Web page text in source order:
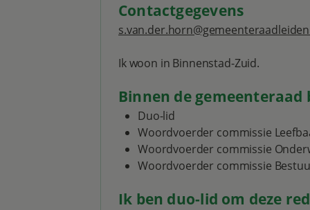
Contactgegevens
Ik woon in Binnenstad-Zuid.
Binnen de gemeenteraad
Duo-lid
Woordvoerder commissie
Woordvoerder commissie
Woordvoerder commissie
Ik ben duo-lid om deze